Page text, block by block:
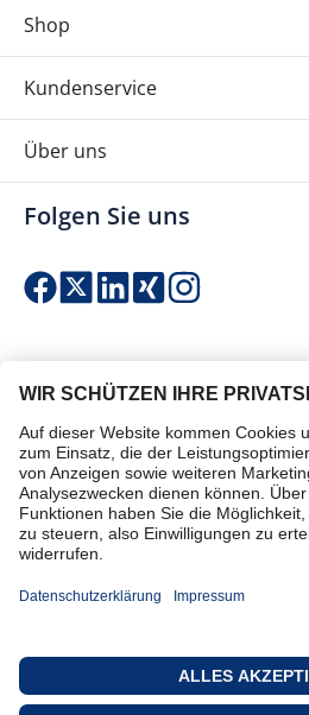
Shop
Kundenservice
Über uns
Folgen Sie uns
Einfach & sicher bezahlen
Zertifiziert einkaufen